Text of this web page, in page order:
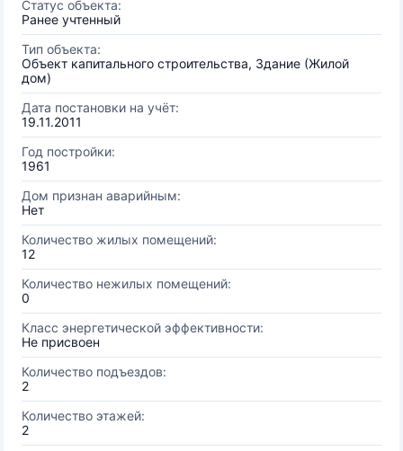
Статус объекта:
Ранее учтенный
Тип объекта:
Объект капитального строительства, Здание (Жилой
дом)
Дата постановки на учёт:
19.11.2011
Год постройки:
1961
Дом признан аварийным:
Нет
Количество жилых помещений:
12
Количество нежилых помещений:
0
Класс энергетической эффективности:
Не присвоен
Количество подъездов:
2
Количество этажей:
2